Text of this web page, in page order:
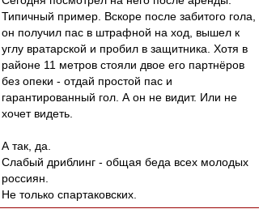
Типичный пример. Вскоре после забитого гола,
он получил пас в штрафной на ход, вышел к
углу вратарской и пробил в защитника. Хотя в
районе 11 метров стояли двое его партнёров
без опеки - отдай простой пас и
гарантированный гол. А он не видит. Или не
хочет видеть.
А так, да.
Слабый дриблинг - общая беда всех молодых
россиян.
Не только спартаковских.